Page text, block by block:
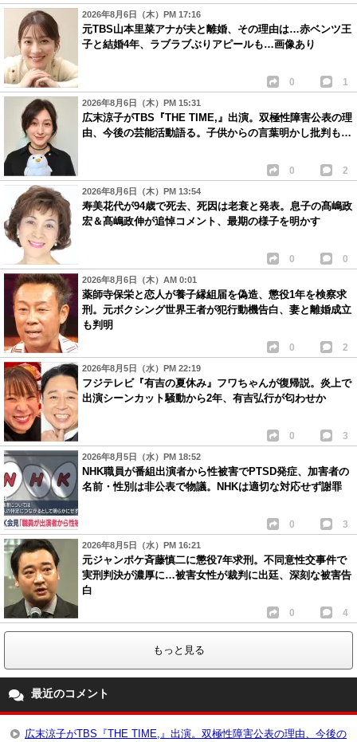
2026年8月6日（木）PM 17:16
元TBS山本里菜アナが夫と離婚、その理由は…赤ベンツ王
子と結婚4年、ラブラブぶりアピールも…画像あり
0 1
2026年8月6日（木）PM 15:31
広末涼子がTBS『THE TIME,』出演。双極性障害公表の理
由、今後の芸能活動語る。子供からの言葉明かし批判も…
0 2
2026年8月6日（木）PM 13:54
寿美花代が94歳で死去、死因は老衰と発表。息子の髙嶋政
宏＆髙嶋政伸が追悼コメント、最期の様子を明かす
0 0
2026年8月6日（木）AM 0:01
薬師寺保栄と恋人が養子縁組届を偽造、懲役1年を検察求
刑。元ボクシング世界王者が犯行動機告白、妻と離婚成立
も判明
0 2
2026年8月5日（水）PM 22:19
フジテレビ『有吉の夏休み』フワちゃんが復帰説。炎上で
出演シーンカット騒動から2年、有吉弘行が匂わせか
0 3
2026年8月5日（水）PM 18:52
NHK職員が番組出演者から性被害でPTSD発症、加害者の
名前・性別は非公表で物議。NHKは適切な対応せず謝罪
0 3
2026年8月5日（水）PM 16:21
元ジャンポケ斉藤慎二に懲役7年求刑。不同意性交事件で
実刑判決が濃厚に…被害女性が裁判に出廷、深刻な被害告
白
0 4
もっと見る
最近のコメント
広末涼子がTBS『THE TIME,』出演。双極性障害公表の理由、今後の